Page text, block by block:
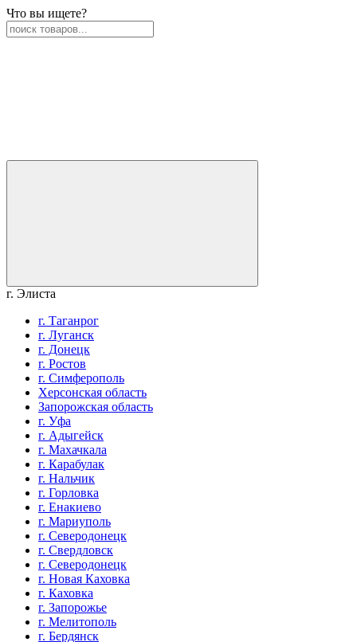
Что вы ищете?
г. Элиста
г. Таганрог
г. Луганск
г. Донецк
г. Ростов
г. Симферополь
Херсонская область
Запорожская область
г. Уфа
г. Адыгейск
г. Махачкала
г. Карабулак
г. Нальчик
г. Горловка
г. Енакиево
г. Мариуполь
г. Северодонецк
г. Свердловск
г. Северодонецк
г. Новая Каховка
г. Каховка
г. Запорожье
г. Мелитополь
г. Бердянск